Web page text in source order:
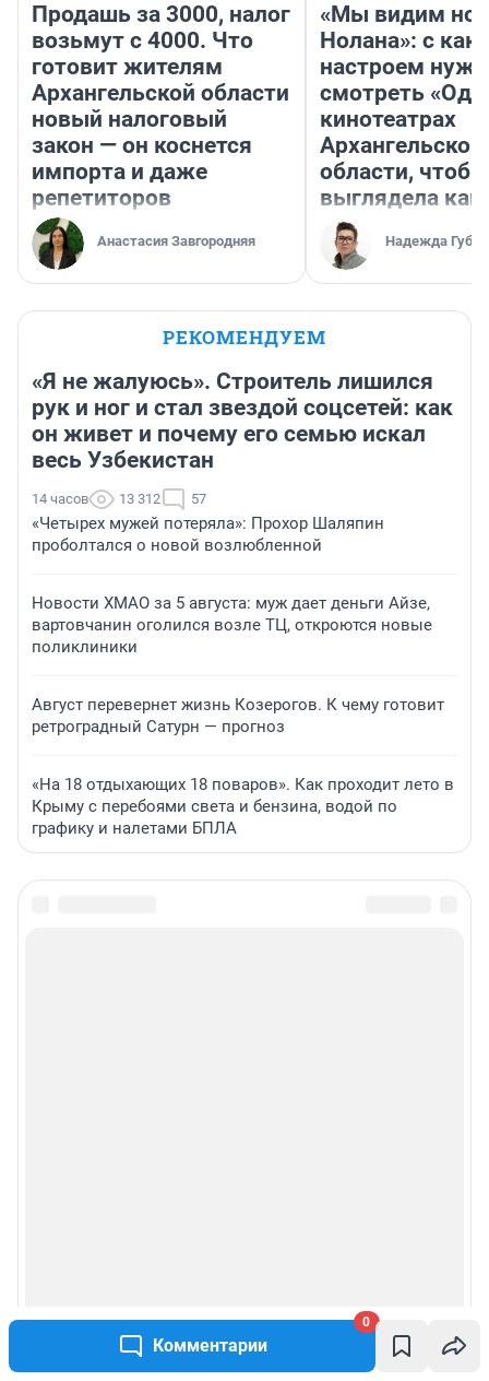
Комментарии
0
Продашь за 3000, налог
возьмут с 4000. Что
готовит жителям
Архангельской области
новый налоговый
закон — он коснется
импорта и даже
репетиторов
Анастасия Завгородняя
«Мы видим
Нолана»: с
настроем
смотреть
кинотеатрах
Архангельской
области,
выглядела как
Надежда
РЕКОМЕНДУЕМ
«Я не жалуюсь». Строитель лишился
рук и ног и стал звездой соцсетей: как
он живет и почему его семью искал
весь Узбекистан
14 часов 13 312 57
«Четырех мужей потеряла»: Прохор Шаляпин
проболтался о новой возлюбленной
Новости ХМАО за 5 августа: муж дает деньги Айзе,
вартовчанин оголился возле ТЦ, откроются новые
поликлиники
Август перевернет жизнь Козерогов. К чему готовит
ретроградный Сатурн — прогноз
«На 18 отдыхающих 18 поваров». Как проходит лето в
Крыму с перебоями света и бензина, водой по
графику и налетами БПЛА